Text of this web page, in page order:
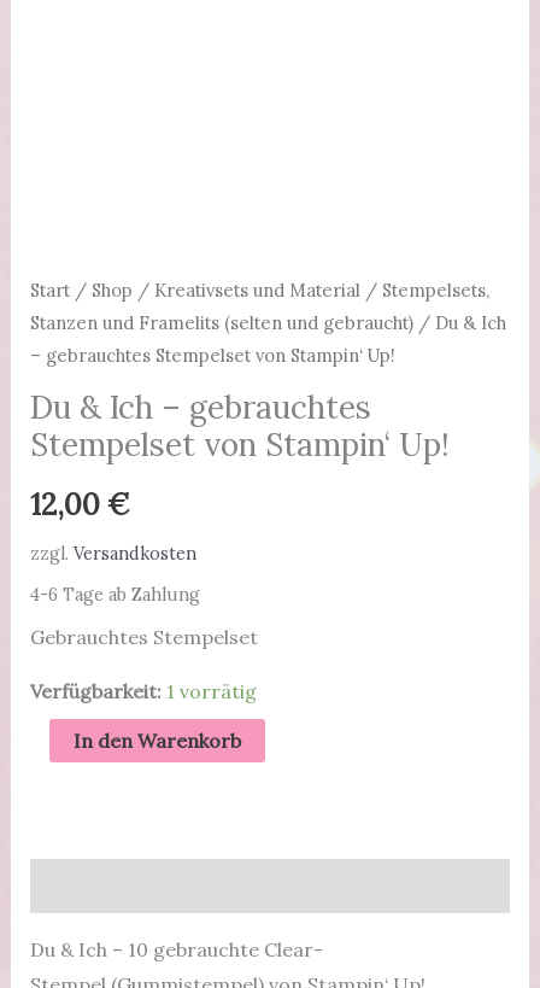
Start/ Shop / Kreativsets und Material / Stempelsets,
Stanzen und Framelits (selten und gebraucht)/ Du & Ich
– gebrauchtes Stempelset von Stampin‘ Up!
Du & Ich – gebrauchtes
Stempelset von Stampin‘ Up!
12,00€
zzgl. Versandkosten
4-6 Tage ab Zahlung
Gebrauchtes Stempelset
Verfügbarkeit: 1 vorrätig
Stempelset
von
Stampin'
In den Warenkorb
Du & Ich – 10 gebrauchte Clear-